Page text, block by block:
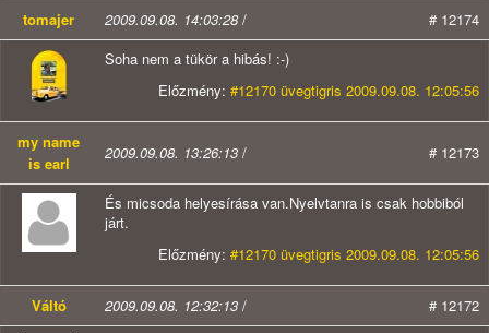
tomajer 2009.09.08. 14:03:28 /
# 12174
Soha nem a tükör a hibás! :-)
Előzmény: #12170 üvegtigris 2009.09.08. 12:05:56
my name
is earl
2009.09.08. 13:26:13 / # 12173
És micsoda helyesírása van.Nyelvtanra is csak hobbiból
járt.
Előzmény: #12170 üvegtigris 2009.09.08. 12:05:56
Váltó 2009.09.08. 12:32:13 /
# 12172